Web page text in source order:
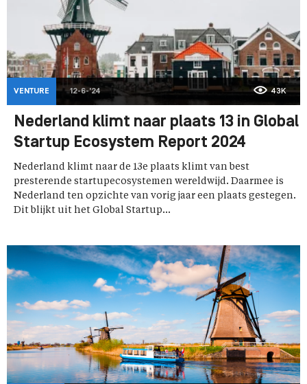
VENTURE 12-6-'24 43K
Nederland klimt naar plaats 13 in Global
Startup Ecosystem Report 2024
Nederland klimt naar de 13e plaats klimt van best
presterende startupecosystemen wereldwijd. Daarmee is
Nederland ten opzichte van vorig jaar een plaats gestegen.
Dit blijkt uit het Global Startup...